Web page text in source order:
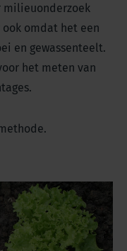
milieuonderzoek
omdat het een
en gewassenteelt.
het meten van